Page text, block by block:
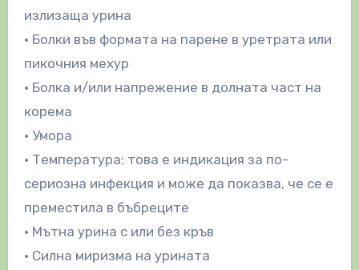
излизаща урина
• Болки във формата на парене в уретрата или
пикочния мехур
• Болка и/или напрежение в долната част на
корема
• Умора
• Температура: това е индикация за по-
сериозна инфекция и може да показва, че се е
преместила в бъбреците
• Мътна урина с или без кръв
• Силна миризма на урината